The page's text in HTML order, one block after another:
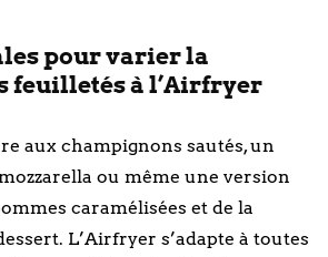
pour varier la
feuilletés à l’Airfryer
aux champignons sautés, un
ou même une version
caramélisées et de la
L’Airfryer s’adapte à toutes